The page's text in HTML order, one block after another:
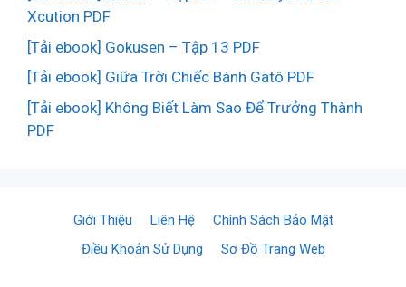
Xcution PDF
[Tải ebook] Gokusen – Tập 13 PDF
[Tải ebook] Giữa Trời Chiếc Bánh Gatô PDF
[Tải ebook] Không Biết Làm Sao Để Trưởng Thành
PDF
Giới Thiệu Liên Hệ
Chính Sách Bảo Mật
Điều Khoản Sử Dụng
Sơ Đồ Trang Web